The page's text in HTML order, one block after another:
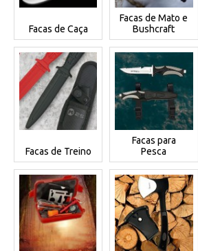
Facas de Caça
Facas de Mato e
Bushcraft
Facas de Treino
Facas para
Pesca